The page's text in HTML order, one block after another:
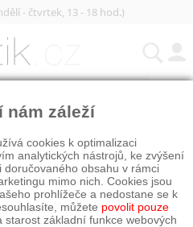
- čtvrtek, 13 - 18 hod.)
nám záleží
cookies k optimalizaci
analytických nástrojů, ke zvýšení
obsahu v rámci
mimo nich. Cookies jsou
prohlížeče a nedostane se k
můžete povolit pouze
starost základní funkce webových